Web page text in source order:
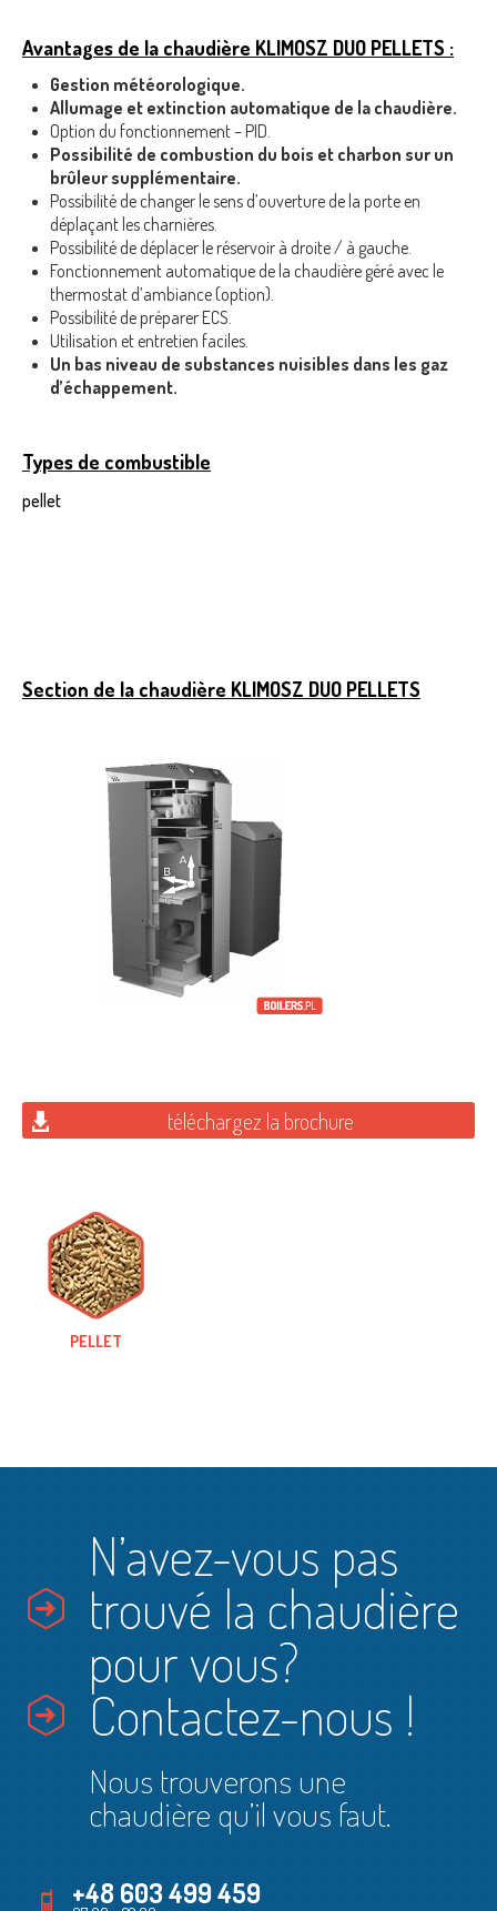
Avantages de la chaudière KLIMOSZ DUO PELLETS :
Gestion météorologique.
Allumage et extinction automatique de la chaudière.
Option du fonctionnement – PID.
Possibilité de combustion du bois et charbon sur un
brûleur supplémentaire.
Possibilité de changer le sens d’ouverture de la porte en
déplaçant les charnières.
Possibilité de déplacer le réservoir à droite / à gauche.
Fonctionnement automatique de la chaudière géré avec le
thermostat d’ambiance (option).
Possibilité de préparer ECS.
Utilisation et entretien faciles.
Un bas niveau de substances nuisibles dans les gaz
d’échappement.
Types de combustible
pellet
Section de la chaudière KLIMOSZ DUO PELLETS
téléchargez la brochure
PELLET
N’avez-vous pas
trouvé la chaudière
pour vous?
Contactez-nous !
Nous trouverons une
chaudière qu’il vous faut.
+48 603 499 459